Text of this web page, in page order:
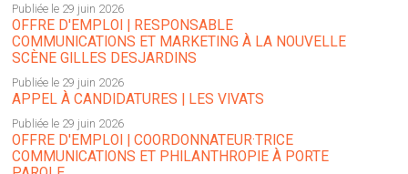
Publiée le 29 juin 2026
OFFRE D'EMPLOI | RESPONSABLE
COMMUNICATIONS ET MARKETING À LA NOUVELLE
SCÈNE GILLES DESJARDINS
Publiée le 29 juin 2026
APPEL À CANDIDATURES | LES VIVATS
Publiée le 29 juin 2026
OFFRE D'EMPLOI | COORDONNATEUR·TRICE
COMMUNICATIONS ET PHILANTHROPIE À PORTE